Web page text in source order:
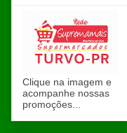
Clique na imagem e
acompanhe nossas
promoções...